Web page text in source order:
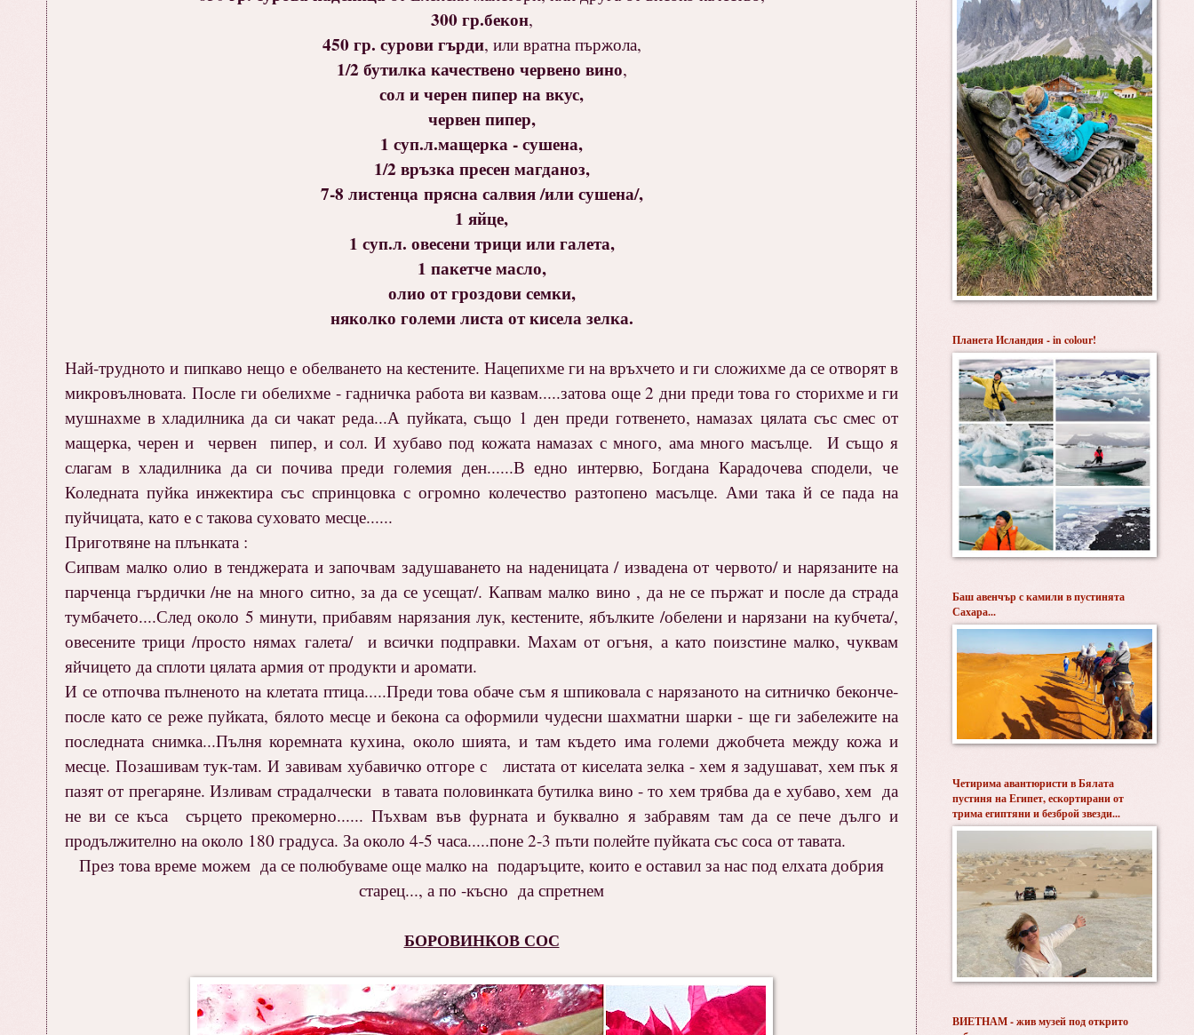
300 гр.бекон,
450 гр. сурови гърди, или вратна пържола,
1/2 бутилка качествено червено вино,
сол и черен пипер на вкус,
червен пипер,
1 суп.л.мащерка - сушена,
1/2 връзка пресен магданоз,
7-8 листенца прясна салвия /или сушена/,
1 яйце,
1 суп.л. овесени трици или галета,
1 пакетче масло,
олио от гроздови семки,
няколко големи листа от кисела зелка.
Най-трудното и пипкаво нещо е обелването на кестените. Нацепихме ги на връхчето и ги сложихме да се отворят в
микровълновата. После ги обелихме - гадничка работа ви казвам.....затова още 2 дни преди това го сторихме и ги
мушнахме в хладилника да си чакат реда...А пуйката, също 1 ден преди готвенето, намазах цялата със смес от
мащерка, черен и червен пипер, и сол. И хубаво под кожата намазах с много, ама много масълце. И също я
слагам в хладилника да си почива преди големия ден......В едно интервю, Богдана Карадочева сподели, че
Коледната пуйка инжектира със спринцовка с огромно колечество разтопено масълце. Ами така й се пада на
пуйчицата, като е с такова суховато месце......
Приготвяне на плънката :
Сипвам малко олио в тенджерата и започвам задушаването на наденицата / извадена от червото/ и нарязаните на
парченца гърдички /не на много ситно, за да се усещат/. Капвам малко вино , да не се пържат и после да страда
тумбачето....След около 5 минути, прибавям нарязания лук, кестените, ябълките /обелени и нарязани на кубчета/,
овесените трици /просто нямах галета/ и всички подправки. Махам от огъня, а като поизстине малко, чуквам
яйчицето да сплоти цялата армия от продукти и аромати.
И се отпочва пълненото на клетата птица.....Преди това обаче съм я шпиковала с нарязаното на ситничко беконче-
после като се реже пуйката, бялото месце и бекона са оформили чудесни шахматни шарки - ще ги забележите на
последната снимка...Пълня коремната кухина, около шията, и там където има големи джобчета между кожа и
месце. Позашивам тук-там. И завивам хубавичко отгоре с листата от киселата зелка - хем я задушават, хем пък я
пазят от прегаряне. Изливам страдалчески в тавата половинката бутилка вино - то хем трябва да е хубаво, хем да
не ви се къса сърцето прекомерно...... Пъхвам във фурната и буквално я забравям там да се пече дълго и
продължително на около 180 градуса. За около 4-5 часа.....поне 2-3 пъти полейте пуйката със соса от тавата.
През това време можем да се полюбуваме още малко на подаръците, които е оставил за нас под елхата добрия
старец..., а по -късно да спретнем
БОРОВИНКОВ СОС
Планета Исландия - in colour!
Баш авенчър с камили в пустинята
Сахара...
Четирима авантюристи в Бялата
пустиня на Египет, ескортирани от
трима египтяни и безброй звезди...
ВИЕТНАМ - жив музей под открито